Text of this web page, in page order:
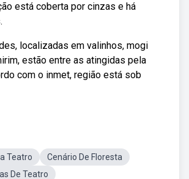
está coberta por cinzas e há
localizadas em valinhos, mogi
estão entre as atingidas pela
com o inmet, região está sob
Teatro
Cenário De Floresta
De Teatro